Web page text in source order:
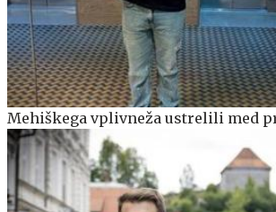
Mehiškega vplivneža ustrelili med